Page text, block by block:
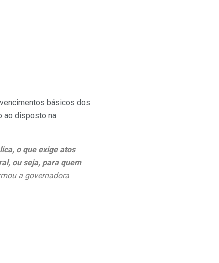
básicos dos
ao disposto na
o que exige atos
ou seja, para quem
a governadora